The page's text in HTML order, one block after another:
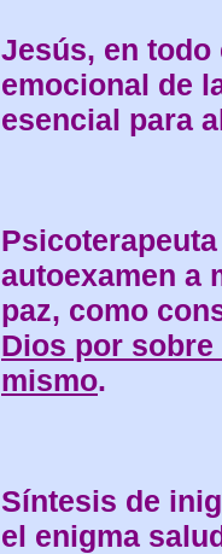
Jesús, en todo
emocional de
esencial para
autoexamen a
paz, como
Dios por
mismo.
Síntesis de
el enigma